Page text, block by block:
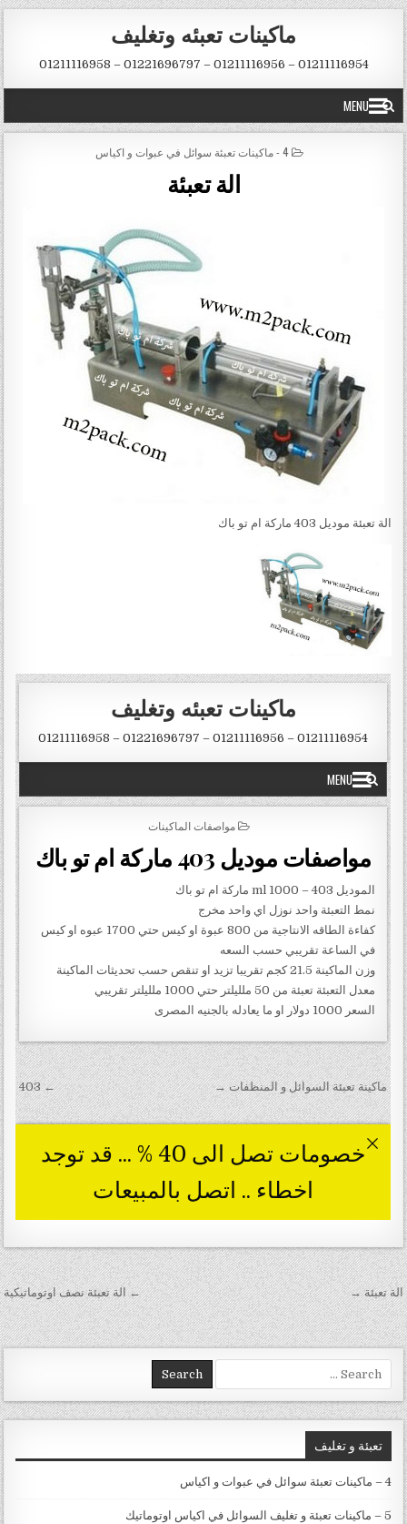
Skip to content
ماكينات تعبئه وتغليف
01211116954 – 01211116956 – 01221696797 – 01211116958
MENU
POSTED IN
4 - ماكينات تعبئة سوائل في عبوات و اكياس
الة تعبئة
الة تعبئة موديل 403 ماركة ام تو باك
تصفّح المقالات ← الة تعبئة نصف اوتوماتيكية الة تعبئة →
Search for:
تعبئة و تغليف
4 – ماكينات تعبئة سوائل في عبوات و اكياس
5 – ماكينات تعبئة و تغليف السوائل في اكياس اوتوماتيك